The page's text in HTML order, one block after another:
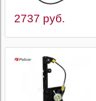
2737 руб.